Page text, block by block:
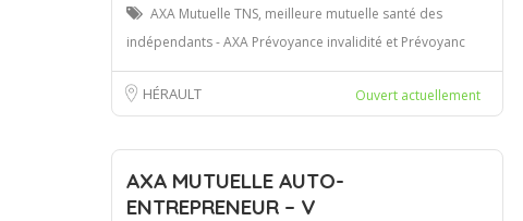
AXA Mutuelle TNS, meilleure mutuelle santé des
indépendants - AXA Prévoyance invalidité et Prévoyanc
HÉRAULT Ouvert actuellement
AXA MUTUELLE AUTO-
ENTREPRENEUR – V